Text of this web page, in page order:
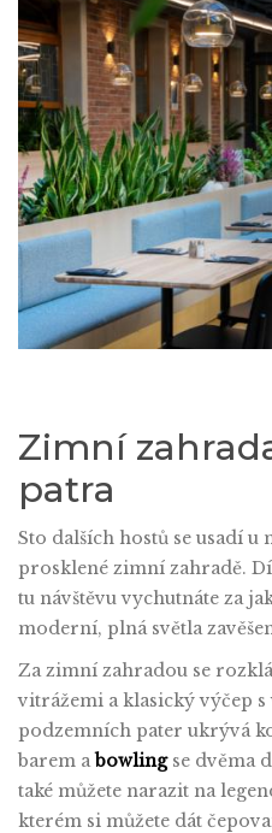
Zimní
patra
Sto dalších hostů se usadí u
prosklené zimní zahradě.
tu návštěvu vychutnáte za
moderní, plná světla
Za zimní zahradou se
vitrážemi a klasický výčep
podzemních pater ukrývá
barem abowlingse dvěma
také můžete narazit na
kterém si můžete dát